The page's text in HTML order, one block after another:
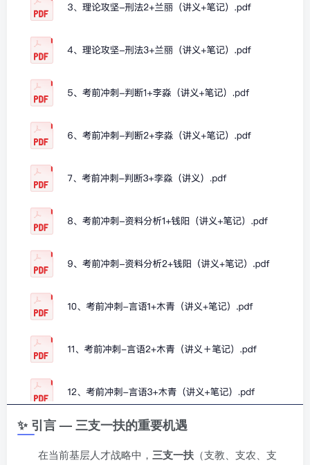
✨ 引言 — 三支一扶的重要机遇
在当前基层人才战略中， 三支一扶 （支教、支农、支